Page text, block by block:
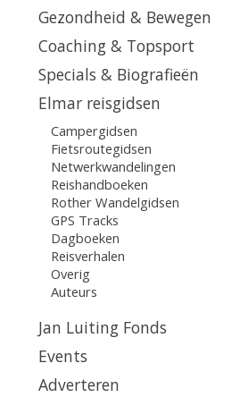
Gezondheid & Bewegen
Coaching & Topsport
Specials & Biografieën
Elmar reisgidsen
Campergidsen
Fietsroutegidsen
Netwerkwandelingen
Reishandboeken
Rother Wandelgidsen
GPS Tracks
Dagboeken
Reisverhalen
Overig
Auteurs
Jan Luiting Fonds
Events
Adverteren